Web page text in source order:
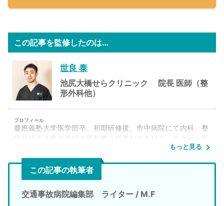
この記事を監修したのは…
世良 泰
池尻大橋せらクリニック
院長 医師（整
形外科他）
プロフィール
慶應義塾大学医学部卒。初期研修後、市中病院にて内科、整
形外科の診療や地域の運動療法指導などを行う。スポーツ医
学の臨床、教育、研究を行いながら、プロスポーツや高校大
学、社会人チームのチームドクターおよび競技団体の医事委
員として活動。運動やスポーツ医学を通じて、老若男女多く
の人々が健康で豊かな生活が送れるように、診療だけでなく
スポーツ医学に関するコンサルティングや施設の医療体制整
備など幅広く活動している。「健康を通じて人々の夢や日常
もっと見る
この記事の執筆者
交通事故病院編集部 ライター / M.F